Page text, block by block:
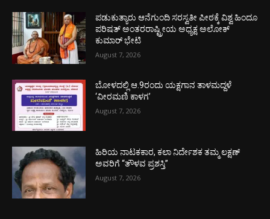
ಪಡುಕುತ್ಯಾರು ಆನೆಗುಂದಿ ಸರಸ್ವತೀ ಪೀಠಕ್ಕೆ ವಿಶ್ವ ಹಿಂದೂ
ಪರಿಷತ್ ಅಂತರರಾಷ್ಟ್ರೀಯ ಅಧ್ಯಕ್ಷ ಅಲೋಕ್
ಕುಮಾರ್ ಭೇಟಿ
August 7, 2026
ಬೋಳದಲ್ಲಿ ಆ.9ರಂದು ಯಕ್ಷಗಾನ ತಾಳಮದ್ದಳೆ
‘ವೀರಮಣಿ ಕಾಳಗ’
August 7, 2026
ಹಿರಿಯ ನಾಟಕಕಾರ, ಕಲಾ ನಿರ್ದೇಶಕ ತಮ್ಮ ಲಕ್ಷಣ್
ಅವರಿಗೆ “ತೌಳವ ಪ್ರಶಸ್ತಿ”
August 7, 2026